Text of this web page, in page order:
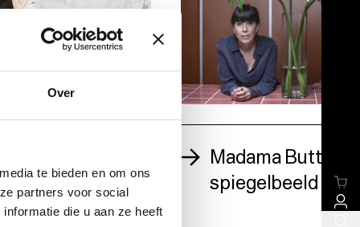
Over
te bieden en om ons
partners voor social
die u aan ze heeft
wit
Madama
spiegelbeeld